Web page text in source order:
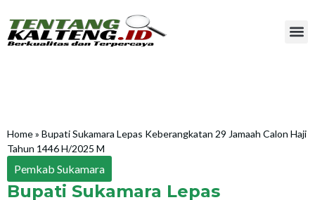
Home» Bupati Sukamara Lepas Keberangkatan 29 Jamaah Calon Haji
Tahun 1446 H/2025 M
Pemkab Sukamara
Bupati Sukamara Lepas